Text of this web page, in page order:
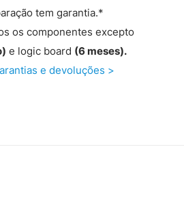
tem garantia.*
os componentes excepto
e logic board (6 meses).
e devoluções >